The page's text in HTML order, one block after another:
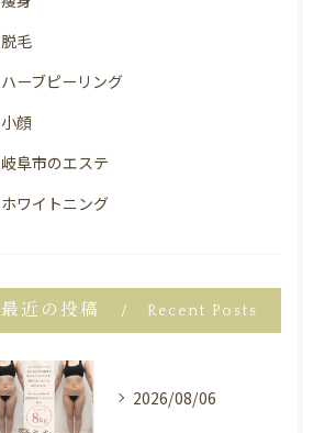
脱毛
ハーブピーリング
小顔
岐阜市のエステ
ホワイトニング
最近の投稿 Recent Posts
2026/08/06